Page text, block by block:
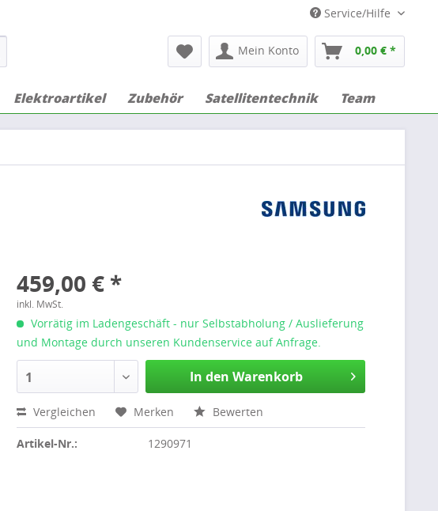
Service/Hilfe
Mein Konto 0,00 € *
Elektroartikel Zubehör Satellitentechnik Team
459,00 € *
inkl. MwSt.
Vorrätig im Ladengeschäft - nur Selbstabholung / Auslieferung
und Montage durch unseren Kundenservice auf Anfrage.
1 In den Warenkorb
Vergleichen Merken Bewerten
Artikel-Nr.: 1290971